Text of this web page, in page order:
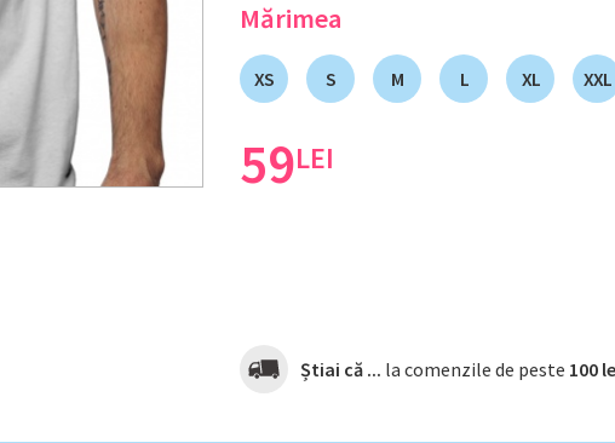
Mărimea
XS S M L XL XXL
59LEI
Știai că ... la comenzile de peste 100